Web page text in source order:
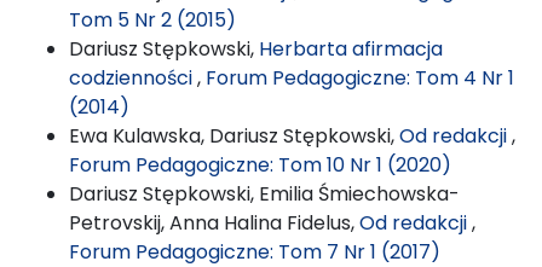
Tom 5 Nr 2 (2015)
Dariusz Stępkowski, Herbarta afirmacja
codzienności, Forum Pedagogiczne: Tom 4 Nr 1
(2014)
Ewa Kulawska, Dariusz Stępkowski,Od redakcji,
Forum Pedagogiczne: Tom 10 Nr 1 (2020)
Dariusz Stępkowski, Emilia Śmiechowska-
Petrovskij, Anna Halina Fidelus,Od redakcji,
Forum Pedagogiczne: Tom 7 Nr 1 (2017)